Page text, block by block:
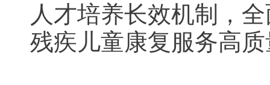
人才培养长效机制，
残疾儿童康复服务高